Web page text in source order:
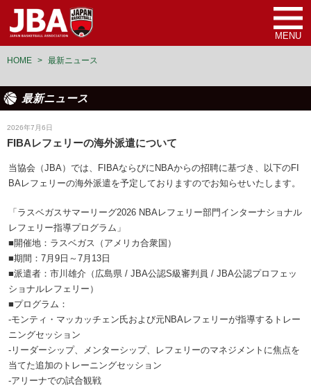
MENU
HOME > 最新ニュース
最新ニュース
2026年7月6日
FIBAレフェリーの海外派遣について
当協会（JBA）では、FIBAならびにNBAからの招聘に基づき、以下のFI
BAレフェリーの海外派遣を予定しておりますのでお知らせいたします。
「ラスベガスサマーリーグ2026 NBAレフェリー部門インターナショナル
レフェリー指導プログラム」
■開催地：ラスベガス（アメリカ合衆国）
■期間：7月9日～7月13日
■派遣者：市川雄介（広島県 / JBA公認S級審判員 / JBA公認プロフェッ
ショナルレフェリー）
■プログラム：
-モンティ・マッカッチェン氏および元NBAレフェリーが指導するトレー
ニングセッション
-リーダーシップ、メンターシップ、レフェリーのマネジメントに焦点を
当てた追加のトレーニングセッション
-アリーナでの試合観戦